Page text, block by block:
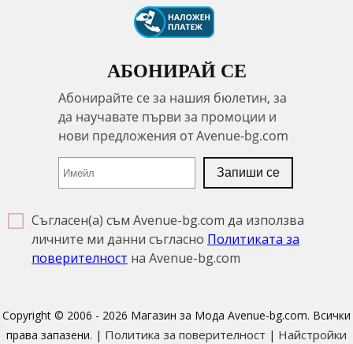
АБОНИРАЙ СЕ
Съгласен(а) съм Avenue-bg.com да използва
личните ми данни съгласно Политиката за
поверителност на Avenue-bg.com
Copyright © 2006 - 2026 Магазин за Мода Avenue-bg.com. Всички
права запазени. | Политика за поверителност | Найстройки